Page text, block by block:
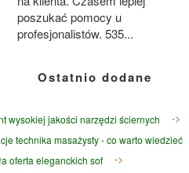
poszukać pomocy u
profesjonalistów. 535...
Ostatnio dodane
wysokiej jakości narzędzi ściernych
technika masażysty - co warto wiedzieć
oferta eleganckich sof